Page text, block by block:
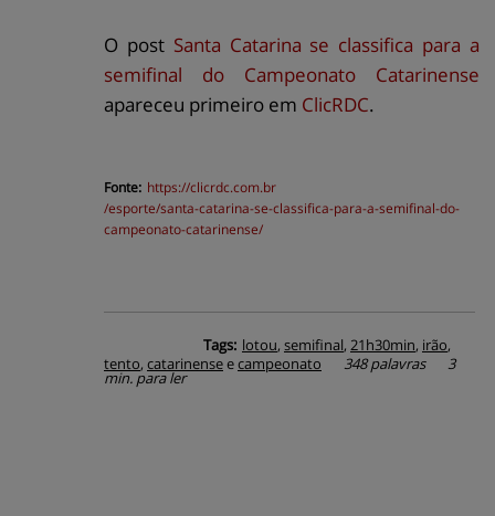
O post Santa Catarina se classifica para a
semifinal do Campeonato Catarinense
apareceu primeiro em ClicRDC.
Fonte: https://clicrdc.com.br
/esporte/santa-catarina-se-classifica-para-a-semifinal-do-
campeonato-catarinense/
Tags: lotou, semifinal, 21h30min, irão,
tento, catarinenseecampeonato 348 palavras 3
min. para ler